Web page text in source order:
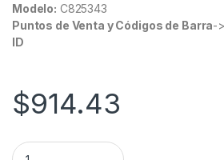
Modelo: C825343
Puntos de Venta y Códigos de Barra->
ID
$914.43
EPSON FUENTE DE PODER PARA